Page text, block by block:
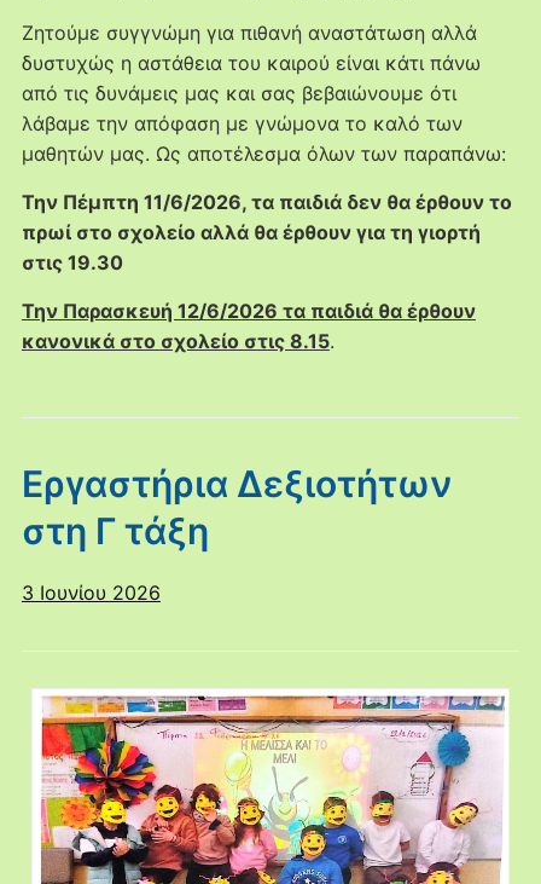
Ζητούμε συγγνώμη για πιθανή αναστάτωση αλλά
δυστυχώς η αστάθεια του καιρού είναι κάτι πάνω
από τις δυνάμεις μας και σας βεβαιώνουμε ότι
λάβαμε την απόφαση με γνώμονα το καλό των
μαθητών μας. Ως αποτέλεσμα όλων των παραπάνω:
Την Πέμπτη 11/6/2026, τα παιδιά δεν θα έρθουν το
πρωί στο σχολείο αλλά θα έρθουν για τη γιορτή
στις 19.30
Την Παρασκευή 12/6/2026 τα παιδιά θα έρθουν
κανονικά στο σχολείο στις 8.15.
Εργαστήρια Δεξιοτήτων
στη Γ τάξη
3 Ιουνίου 2026